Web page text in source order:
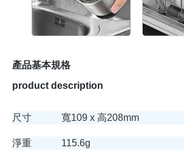
產品基本規格
product description
尺寸 寬109 x 高208mm
淨重 115.6g